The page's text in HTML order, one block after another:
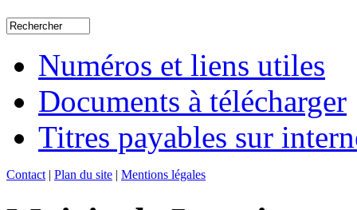
Numéros et liens utiles
Documents à télécharger
Titres payables sur
Contact | Plan du site | Mentions légales